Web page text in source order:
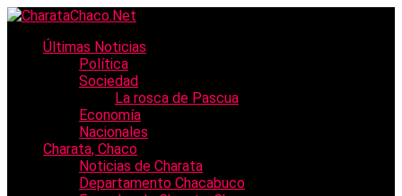
Últimas Noticias
Política
Sociedad
La rosca de Pascua
Economía
Nacionales
Charata, Chaco
Noticias de Charata
Departamento Chacabuco